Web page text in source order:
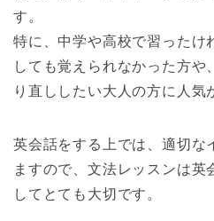
す。
特に、中学や高校で習ったけ
しても覚えられなかった方や
り直ししたい大人の方に人気
英会話をする上では、適切な
ますので、文法レッスンは英
してとても大切です。